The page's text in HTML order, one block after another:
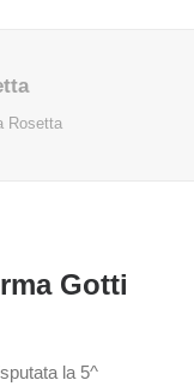
Rosetta
Gotti
la 5^